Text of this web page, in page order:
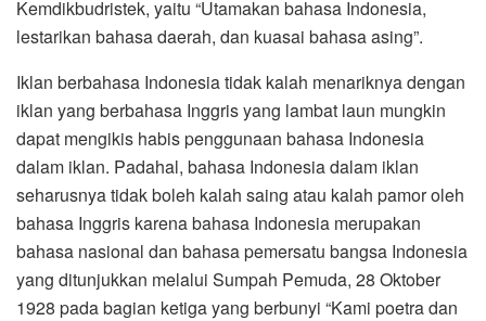
Kemdikbudristek, yaitu “Utamakan bahasa Indonesia,
lestarikan bahasa daerah, dan kuasai bahasa asing”.
Iklan berbahasa Indonesia tidak kalah menariknya dengan
iklan yang berbahasa Inggris yang lambat laun mungkin
dapat mengikis habis penggunaan bahasa Indonesia
dalam iklan. Padahal, bahasa Indonesia dalam iklan
seharusnya tidak boleh kalah saing atau kalah pamor oleh
bahasa Inggris karena bahasa Indonesia merupakan
bahasa nasional dan bahasa pemersatu bangsa Indonesia
yang ditunjukkan melalui Sumpah Pemuda, 28 Oktober
1928 pada bagian ketiga yang berbunyi “Kami poetra dan